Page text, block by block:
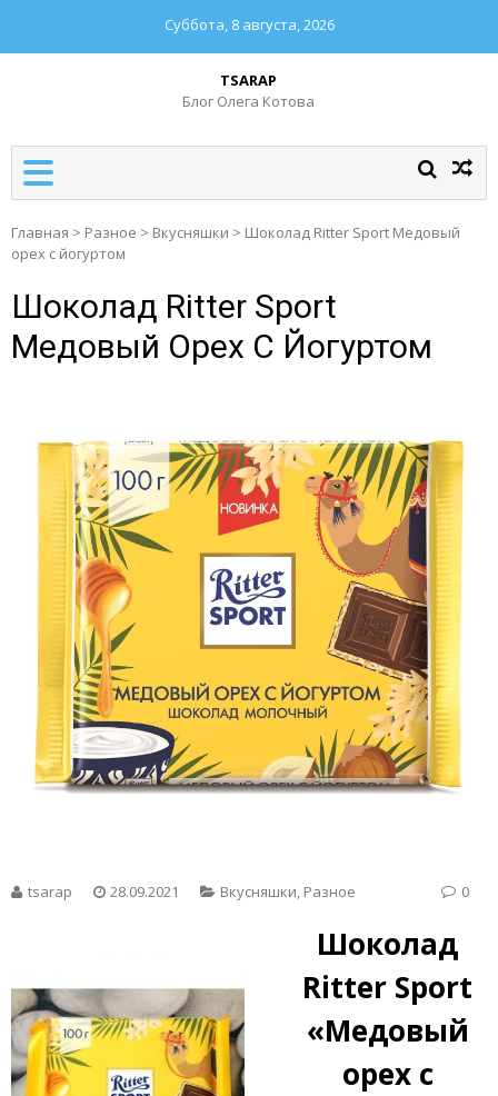
Суббота, 8 августа, 2026
TSARAP
Блог Олега Котова
Главная > Разное > Вкусняшки > Шоколад Ritter Sport Медовый
орех с йогуртом
Шоколад Ritter Sport
Медовый Орех С Йогуртом
tsarap 28.09.2021 Вкусняшки, Разное 0
Шоколад
Ritter Sport
«Медовый
орех с